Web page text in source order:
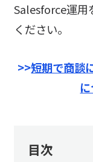
Salesforce運用
ください。
>>短期で商談
目次